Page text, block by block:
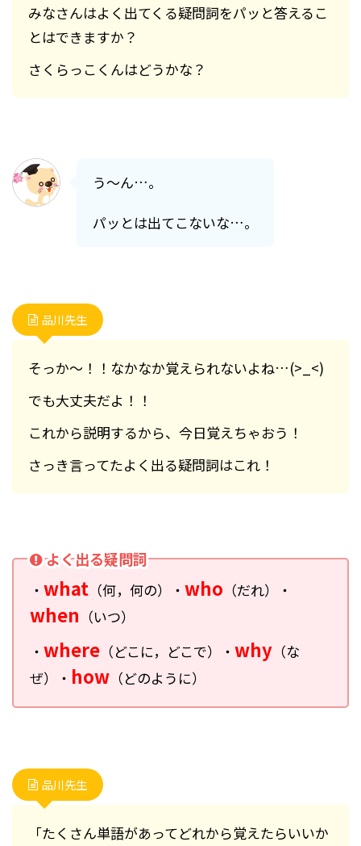
みなさんはよく出てくる疑問詞をパッと答えるこ
とはできますか？
さくらっこくんはどうかな？
う～ん…。
パッとは出てこないな…。
品川先生
そっか～！！なかなか覚えられないよね…(>_<)
でも大丈夫だよ！！
これから説明するから、今日覚えちゃおう！
さっき言ってたよく出る疑問詞はこれ！
よく出る疑問詞
・ what （何，何の）・ who （だれ）・
when （いつ）
・ where （どこに，どこで）・ why （な
ぜ）・ how （どのように）
品川先生
「たくさん単語があってどれから覚えたらいいか